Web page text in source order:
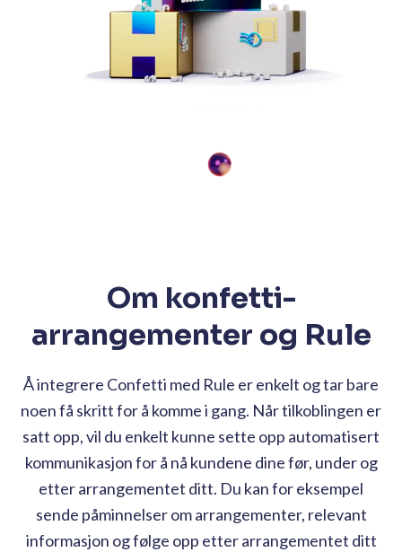
Om konfetti-
arrangementer og Rule
Å integrere Confetti med Rule er enkelt og tar bare
noen få skritt for å komme i gang. Når tilkoblingen er
satt opp, vil du enkelt kunne sette opp automatisert
kommunikasjon for å nå kundene dine før, under og
etter arrangementet ditt. Du kan for eksempel
sende påminnelser om arrangementer, relevant
informasjon og følge opp etter arrangementet ditt